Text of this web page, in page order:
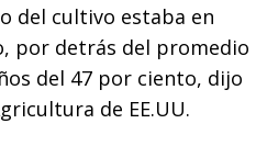
del cultivo estaba en
por detrás del promedio
del 47 por ciento, dijo
de EE.UU.